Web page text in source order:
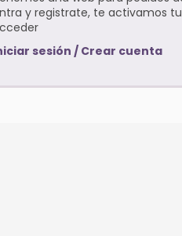
y registrate, te activamos
sesión / Crear cuenta